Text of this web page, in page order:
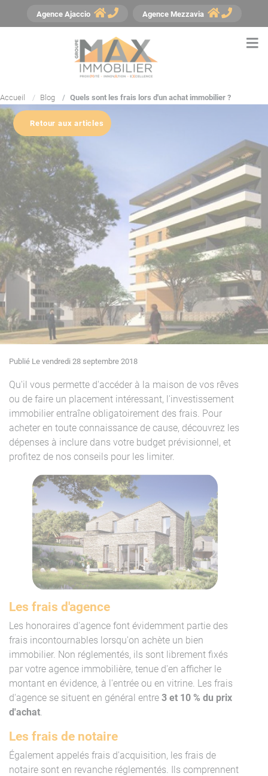
Agence Ajaccio Agence Mezzavia
Accueil Blog Quels sont les frais lors d'un achat immobilier ?
Retour aux articles
Publié Le vendredi 28 septembre 2018
Qu'il vous permette d'accéder à la maison de vos rêves
ou de faire un placement intéressant, l'investissement
immobilier entraîne obligatoirement des frais. Pour
acheter en toute connaissance de cause, découvrez les
dépenses à inclure dans votre budget prévisionnel, et
profitez de nos conseils pour les limiter.
Les frais d'agence
Les honoraires d'agence font évidemment partie des
frais incontournables lorsqu'on achète un bien
immobilier. Non réglementés, ils sont librement fixés
par votre agence immobilière, tenue d'en afficher le
montant en évidence, à l'entrée ou en vitrine. Les frais
d'agence se situent en général entre 3 et 10 % du prix
d'achat.
Les frais de notaire
Également appelés frais d'acquisition, les frais de
notaire sont en revanche réglementés. Ils comprennent
Panneau de gestion des cookies